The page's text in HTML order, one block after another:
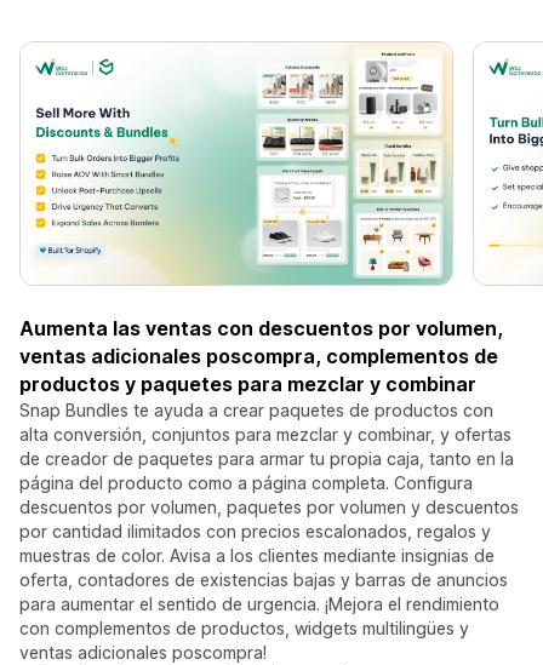
Aumenta las ventas con descuentos por volumen,
ventas adicionales poscompra, complementos de
productos y paquetes para mezclar y combinar
Snap Bundles te ayuda a crear paquetes de productos con
alta conversión, conjuntos para mezclar y combinar, y ofertas
de creador de paquetes para armar tu propia caja, tanto en la
página del producto como a página completa. Configura
descuentos por volumen, paquetes por volumen y descuentos
por cantidad ilimitados con precios escalonados, regalos y
muestras de color. Avisa a los clientes mediante insignias de
oferta, contadores de existencias bajas y barras de anuncios
para aumentar el sentido de urgencia. ¡Mejora el rendimiento
con complementos de productos, widgets multilingües y
ventas adicionales poscompra!